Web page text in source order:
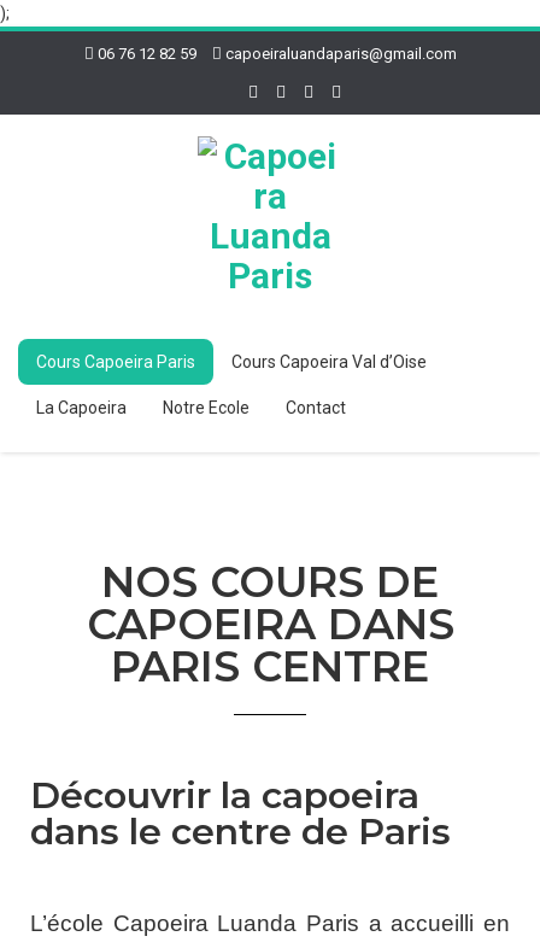
);
06 76 12 82 59 capoeiraluandaparis@gmail.com
Cours Capoeira Paris Cours Capoeira Val d’Oise
La Capoeira Notre Ecole Contact
NOS COURS DE
CAPOEIRA DANS
PARIS CENTRE
Découvrir la capoeira
dans le centre de Paris
L’école Capoeira Luanda Paris a accueilli en